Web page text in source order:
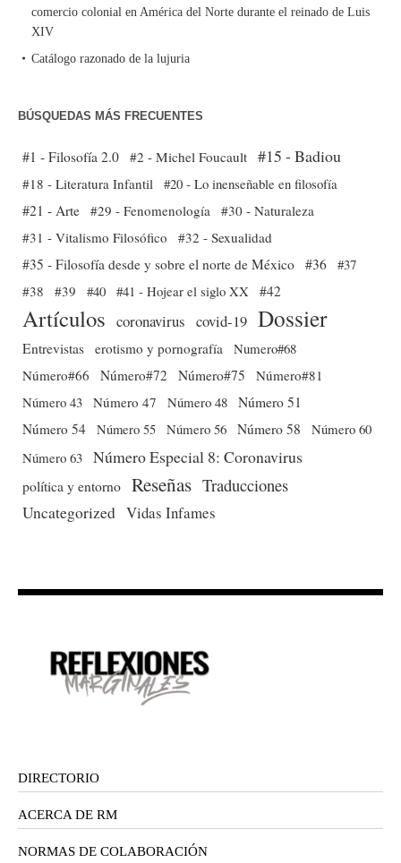
comercio colonial en América del Norte durante el reinado de Luis
XIV
Catálogo razonado de la lujuria
BÚSQUEDAS MÁS FRECUENTES
#1 - Filosofía 2.0 #2 - Michel Foucault #15 - Badiou
#18 - Literatura Infantil #20 - Lo inenseñable en filosofía
#21 - Arte #29 - Fenomenología
#30 - Naturaleza
#31 - Vitalismo Filosófico
#32 - Sexualidad
#35 - Filosofía desde y sobre el norte de México #36 #37
#38
#39 #40 #41 - Hojear el siglo XX #42
Artículos coronavirus covid-19 Dossier
Entrevistas erotismo y pornografía
Numero#68
Número#66
Número#72 Número#75
Número#81
Número 43 Número 47 Número 48 Número 51
Número 54 Número 55 Número 56 Número 58
Número 60
Número 63 Número Especial 8: Coronavirus
política y entorno Reseñas Traducciones
Uncategorized Vidas Infames
DIRECTORIO
ACERCA DE RM
NORMAS DE COLABORACIÓN